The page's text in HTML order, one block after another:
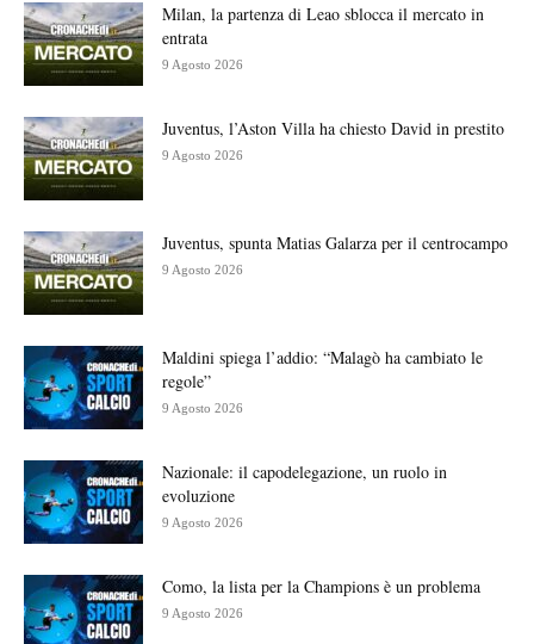
Milan, la partenza di Leao sblocca il mercato in
entrata
9 Agosto 2026
Juventus, l’Aston Villa ha chiesto David in prestito
9 Agosto 2026
Juventus, spunta Matias Galarza per il centrocampo
9 Agosto 2026
Maldini spiega l’addio: “Malagò ha cambiato le
regole”
9 Agosto 2026
Nazionale: il capodelegazione, un ruolo in
evoluzione
9 Agosto 2026
Como, la lista per la Champions è un problema
9 Agosto 2026